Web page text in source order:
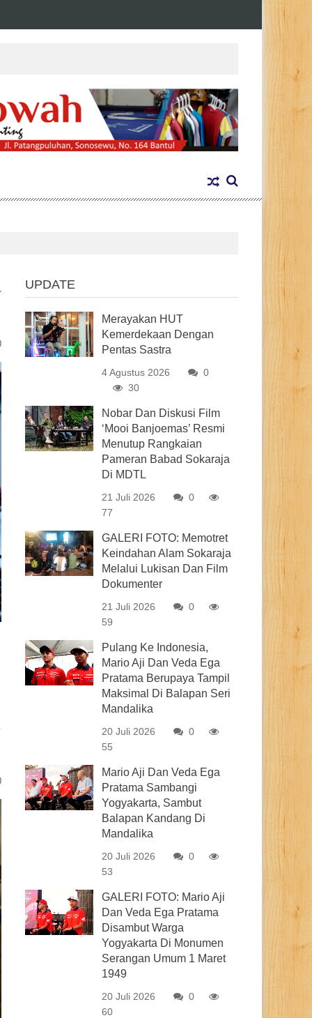
UPDATE
Merayakan HUT
Kemerdekaan Dengan
Pentas Sastra
4 Agustus 2026
0
30
Nobar Dan Diskusi Film
‘Mooi Banjoemas’ Resmi
Menutup Rangkaian
Pameran Babad Sokaraja
Di MDTL
21 Juli 2026
0
77
GALERI FOTO: Memotret
Keindahan Alam Sokaraja
Melalui Lukisan Dan Film
Dokumenter
21 Juli 2026
0
59
Pulang Ke Indonesia,
Mario Aji Dan Veda Ega
Pratama Berupaya Tampil
Maksimal Di Balapan Seri
Mandalika
20 Juli 2026
0
55
Mario Aji Dan Veda Ega
Pratama Sambangi
Yogyakarta, Sambut
Balapan Kandang Di
Mandalika
20 Juli 2026
0
53
GALERI FOTO: Mario Aji
Dan Veda Ega Pratama
Disambut Warga
Yogyakarta Di Monumen
Serangan Umum 1 Maret
1949
20 Juli 2026
0
60